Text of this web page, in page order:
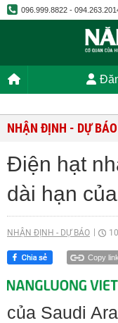
096.999.8822 -
NHẬN ĐỊNH - DỰ BÁO
Điện hạt
dài hạn
NHẬN ĐỊNH - DỰ BÁO
Copy link
của Saudi